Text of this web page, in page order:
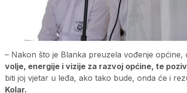
– Nakon što je Blanka preuzela vođenje općine,
volje, energije i vizije za razvoj općine, te
biti joj vjetar u leđa, ako tako bude, onda će i
Kolar.